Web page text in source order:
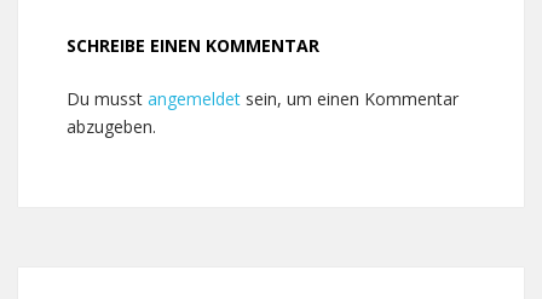
SCHREIBE EINEN KOMMENTAR
Du musst angemeldet sein, um einen Kommentar
abzugeben.